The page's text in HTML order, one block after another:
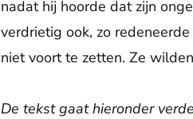
nadat hij hoorde dat zijn
verdrietig ook, zo
niet voort te zetten. Ze
De tekst gaat hieronder